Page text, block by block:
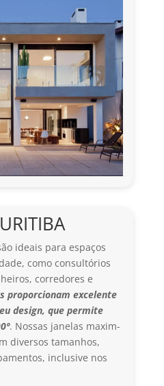
ideais para espaços
como consultórios
corredores e
proporcionam excelente
design, que permite
. Nossas janelas maxim-
diversos tamanhos,
inclusive nos